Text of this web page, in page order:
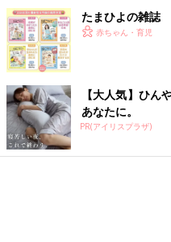
に、体力と気力はいるけれど
ない体験をするという夏休み
ということを知ることができ
子どもたちがいなかったら西
子どもたちにも感謝の気持ち
も小学生。長い長い夏休み。
もありますが、また来年どん
でいっぱいな母なのでありまし
文・写真／吉田明世 構成／
たまひよの雑誌
赤ちゃん・育児
【大人気】ひん
あなたに。
PR(アイリスプラザ)